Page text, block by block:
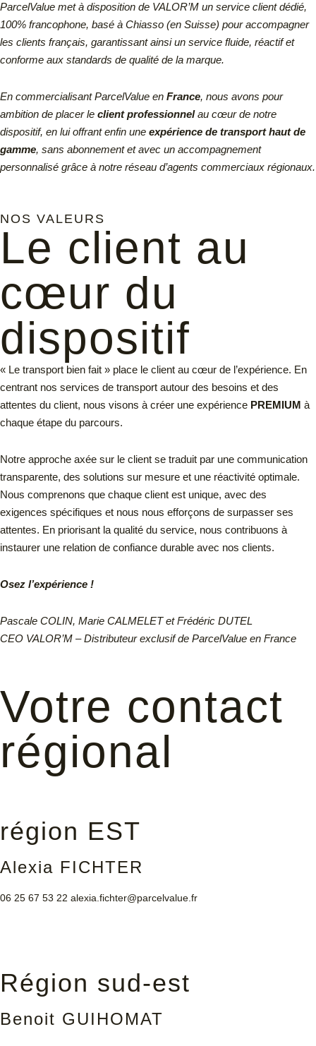
ParcelValue met à disposition de VALOR’M un service client dédié,
100% francophone, basé à Chiasso (en Suisse) pour accompagner
les clients français, garantissant ainsi un service fluide, réactif et
conforme aux standards de qualité de la marque.
En commercialisant ParcelValue en France, nous avons pour
ambition de placer le client professionnelau cœur de notre
dispositif, en lui offrant enfin une expérience de transport haut de
gamme, sans abonnement et avec un accompagnement
personnalisé grâce à notre réseau d’agents commerciaux régionaux.
NOS VALEURS
Le client au
cœur du
dispositif
« Le transport bien fait » place le client au cœur de l’expérience. En
centrant nos services de transport autour des besoins et des
attentes du client, nous visons à créer une expérience PREMIUM à
chaque étape du parcours.
Notre approche axée sur le client se traduit par une communication
transparente, des solutions sur mesure et une réactivité optimale.
Nous comprenons que chaque client est unique, avec des
exigences spécifiques et nous nous efforçons de surpasser ses
attentes. En priorisant la qualité du service, nous contribuons à
instaurer une relation de confiance durable avec nos clients.
Osez l’expérience !
Pascale COLIN, Marie CALMELET et Frédéric DUTEL
CEO VALOR’M – Distributeur exclusif de ParcelValue en France
Votre contact
régional
région EST
Alexia FICHTER
06 25 67 53 22 alexia.fichter@parcelvalue.fr
Région sud-est
Benoit GUIHOMAT